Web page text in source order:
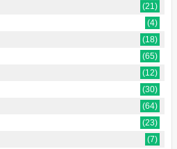
(21)
(4)
(18)
(65)
(12)
(30)
(64)
(23)
(7)